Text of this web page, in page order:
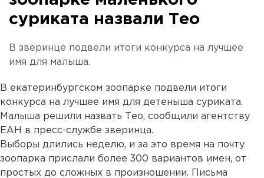
суриката назвали Тео
В зверинце подвели итоги конкурса на лучшее
имя для малыша.
В екатеринбургском зоопарке подвели итоги
конкурса на лучшее имя для детеныша суриката.
Малыша решили назвать Тео, сообщили агентству
ЕАН в пресс-службе зверинца.
Выборы длились неделю, и за это время на почту
зоопарка прислали более 300 вариантов имен, от
простых до сложных в произношении. Письма